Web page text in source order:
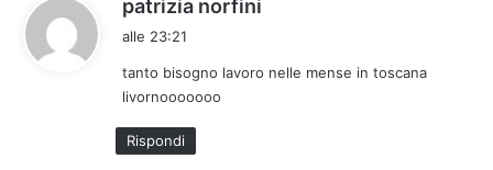
patrizia norfini
e
alle 23:21
tanto bisogno lavoro nelle mense in toscana
livornooooooo
Rispondi